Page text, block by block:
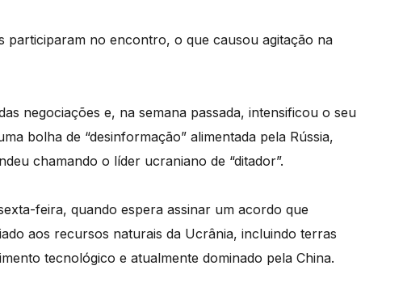
participaram no encontro, o que causou agitação na
negociações e, na semana passada, intensificou o seu
bolha de “desinformação” alimentada pela Rússia,
chamando o líder ucraniano de “ditador”.
feira, quando espera assinar um acordo que
aos recursos naturais da Ucrânia, incluindo terras
tecnológico e atualmente dominado pela China.